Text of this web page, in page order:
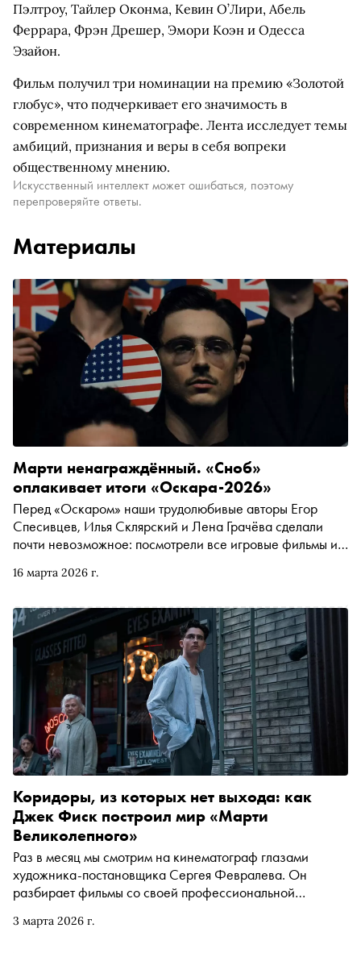
Пэлтроу, Тайлер Оконма, Кевин О’Лири, Абель
Феррара, Фрэн Дрешер, Эмори Коэн и Одесса
Эзайон.
Фильм получил три номинации на премию «Золотой
глобус», что подчеркивает его значимость в
современном кинематографе. Лента исследует темы
амбиций, признания и веры в себя вопреки
общественному мнению.
Искусственный интеллект может ошибаться, поэтому
перепроверяйте ответы.
Материалы
16 марта 2026 г.
Марти ненаграждённый. «Сноб»
оплакивает итоги «Оскара-2026»
Перед «Оскаром» наши трудолюбивые авторы Егор
Спесивцев, Илья Склярский и Лена Грачёва сделали
почти невозможное: посмотрели все игровые фильмы из
видеоразборе «Сноба». После церемонии мы
3 марта 2026 г.
Коридоры, из которых нет выхода: как
Джек Фиск построил мир «Марти
Великолепного»
Раз в месяц мы смотрим на кинематограф глазами
художника-постановщика Сергея Февралева. Он
разбирает фильмы со своей профессиональной
декорации и предметы в кадре управляют нашими